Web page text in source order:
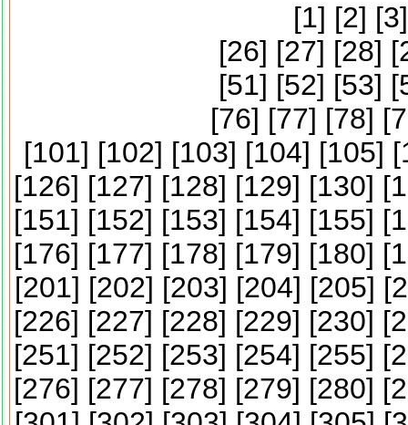
[1] [2] [3
[26] [27] [28] [
[51] [52] [53] [
[76] [77] [78] [
[101] [102] [103] [104] [105] [
[126] [127] [128] [129] [130] [
[151] [152] [153] [154] [155] [
[176] [177] [178] [179] [180] [
[201] [202] [203] [204] [205] [
[226] [227] [228] [229] [230] [
[251] [252] [253] [254] [255] [
[276] [277] [278] [279] [280] [